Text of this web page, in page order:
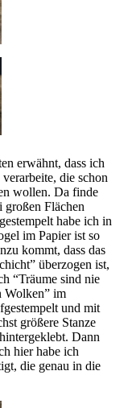
erwähnt, dass ich
die schon
wollen. Da finde
großen Flächen
habe ich in
im Papier ist so
kommt, dass das
überzogen ist,
“Träume sind nie
Wolken” im
und mit
größere Stanze
Dann
hier habe ich
die genau in die